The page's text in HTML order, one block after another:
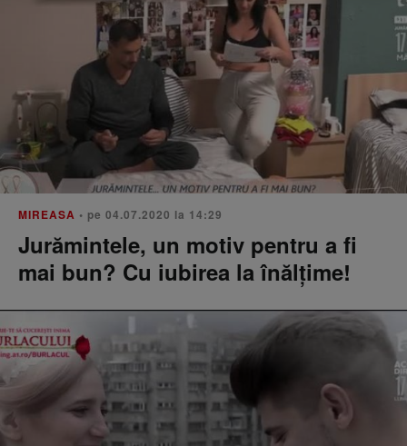
MIREASA • pe 04.07.2020 la 14:29
Jurămintele, un motiv pentru a fi
mai bun? Cu iubirea la înălțime!